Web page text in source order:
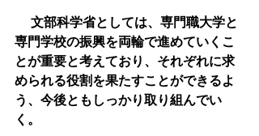
文部科学省としては、専門職大学と
専門学校の振興を両輪で進めていくこ
とが重要と考えており、それぞれに求
められる役割を果たすことができるよ
う、今後ともしっかり取り組んでい
く。